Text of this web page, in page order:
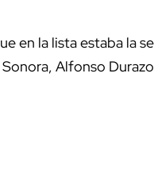
en la lista estaba la
Alfonso